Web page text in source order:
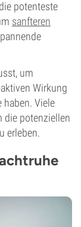
potenteste
sanfteren
um
Wirkung
haben. Viele
die potenziellen
erleben.